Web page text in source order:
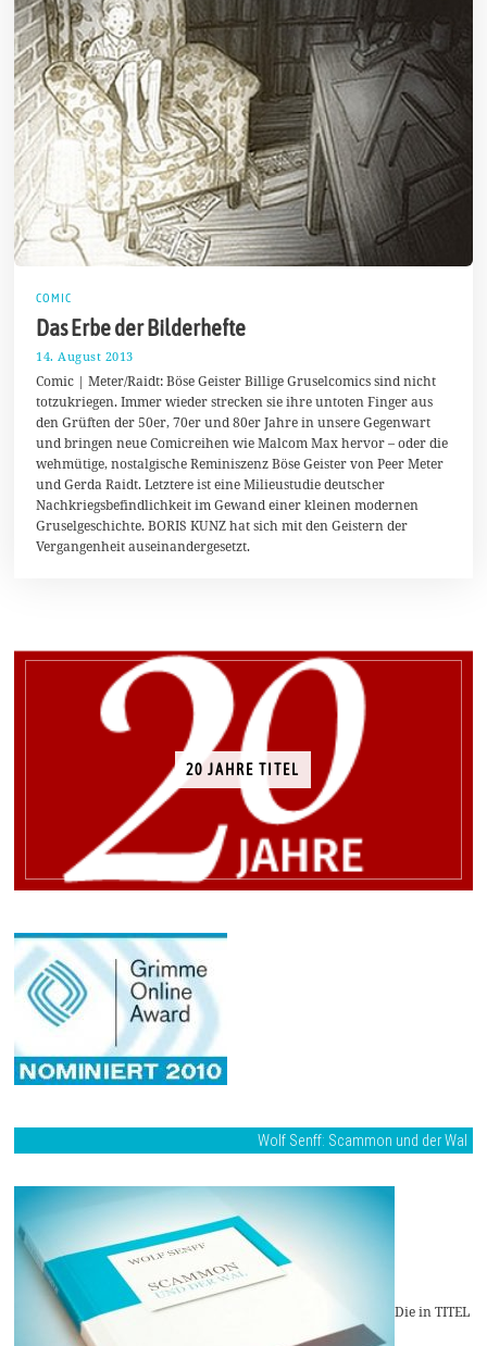
COMIC
Das Erbe der Bilderhefte
14. August 2013
5
.
D
e
z
m
b
e
r
2
0
Comic | Meter/Raidt: Böse Geister Billige Gruselcomics sind nicht
totzukriegen. Immer wieder strecken sie ihre untoten Finger aus
den Grüften der 50er, 70er und 80er Jahre in unsere Gegenwart
und bringen neue Comicreihen wie Malcom Max hervor – oder die
wehmütige, nostalgische Reminiszenz Böse Geister von Peer Meter
und Gerda Raidt. Letztere ist eine Milieustudie deutscher
Nachkriegsbefindlichkeit im Gewand einer kleinen modernen
Gruselgeschichte. BORIS KUNZ hat sich mit den Geistern der
Vergangenheit auseinandergesetzt.
20 JAHRE TITEL
Wolf Senff: Scammon und der Wal
Die in TITEL